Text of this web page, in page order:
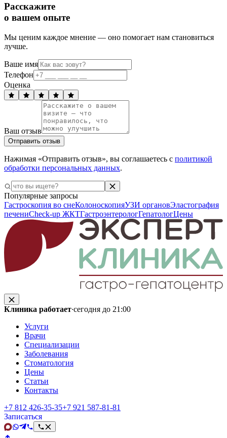
Расскажите
о вашем опыте
Мы ценим каждое мнение — оно помогает нам становиться
лучше.
Ваше имя
Телефон
Оценка
Ваш отзыв
Отправить отзыв
Нажимая «Отправить отзыв», вы соглашаетесь с политикой
обработки персональных данных.
Популярные запросы
Гастроскопия во снеКолоноскопияУЗИ органовЭластография
печениCheck-up ЖКТГастроэнтерологГепатологЦены
Клиника работает·сегодня до 21:00
Услуги
Врачи
Специализации
Заболевания
Стоматология
Цены
Статьи
Контакты
+7 812 426‑35‑35+7 921 587‑81‑81
Записаться